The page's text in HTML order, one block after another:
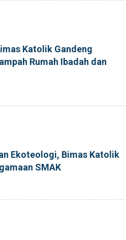
Katolik Gandeng
Rumah Ibadah dan
Ekoteologi, Bimas Katolik
SMAK